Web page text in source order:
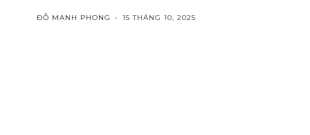
ĐỖ MẠNH PHONG - 15 THÁNG 10, 2025